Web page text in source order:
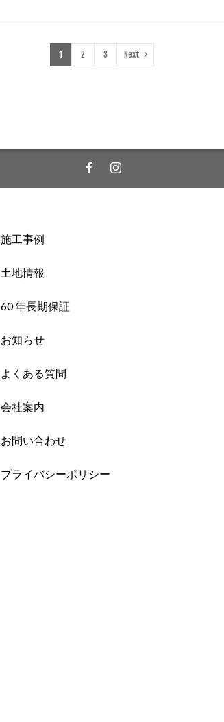
1 2 3 Next
施工事例
土地情報
60 年長期保証
お知らせ
よくある質問
会社案内
お問い合わせ
プライバシーポリシー